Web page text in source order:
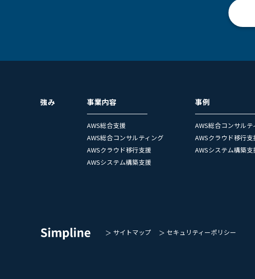
強み 事業内容
AWS総合支援
AWS総合コンサルティング
AWSクラウド移行支援
AWSシステム構築支援
事例
AWS総合コンサルテ
AWSクラウド移行支
AWSシステム構築支
サイトマップ セキュリティーポリシー